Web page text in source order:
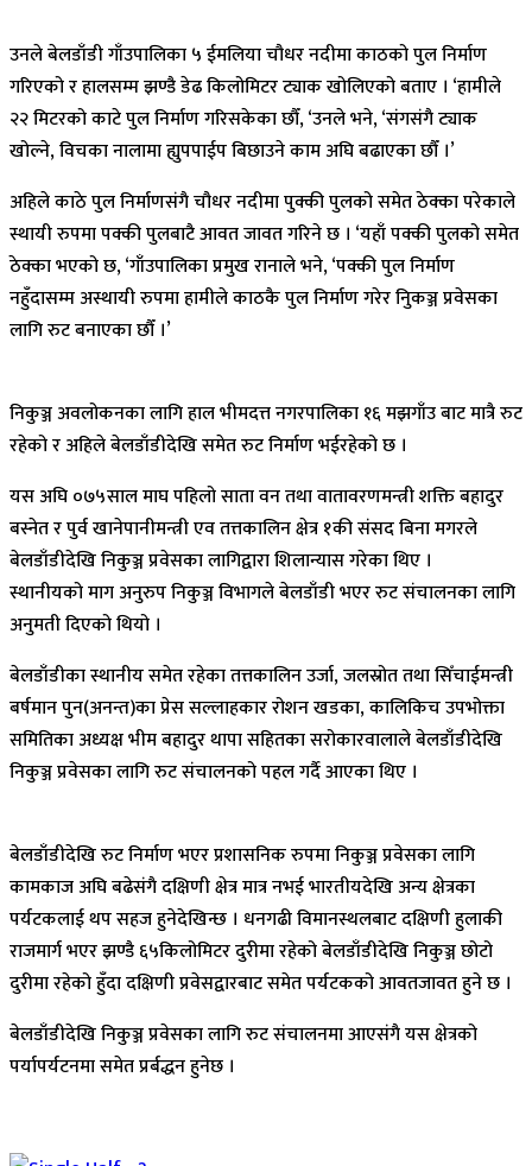
उनले बेलडाँडी गाँउपालिका ५ ईमलिया चौधर नदीमा काठको पुल निर्माण
गरिएको र हालसम्म झण्डै डेढ किलोमिटर ट्याक खोलिएको बताए । ‘हामीले
२२ मिटरको काटे पुल निर्माण गरिसकेका छौँ, ‘उनले भने, ‘संगसंगै ट्याक
खोल्ने, विचका नालामा ह्युपपाईप बिछाउने काम अघि बढाएका छौँ ।’
अहिले काठे पुल निर्माणसंगै चौधर नदीमा पुक्की पुलको समेत ठेक्का परेकाले
स्थायी रुपमा पक्की पुलबाटै आवत जावत गरिने छ । ‘यहाँ पक्की पुलको समेत
ठेक्का भएको छ, ‘गाँउपालिका प्रमुख रानाले भने, ‘पक्की पुल निर्माण
नहुँदासम्म अस्थायी रुपमा हामीले काठकै पुल निर्माण गरेर निुकञ्ज प्रवेसका
लागि रुट बनाएका छौँ ।’
निकुञ्ज अवलोकनका लागि हाल भीमदत्त नगरपालिका १६ मझगाँउ बाट मात्रै रुट
रहेको र अहिले बेलडाँडीदेखि समेत रुट निर्माण भईरहेको छ ।
यस अघि ०७५साल माघ पहिलो साता वन तथा वातावरणमन्त्री शक्ति बहादुर
बस्नेत र पुर्व खानेपानीमन्त्री एव तत्तकालिन क्षेत्र १की संसद बिना मगरले
बेलडाँडीदेखि निकुञ्ज प्रवेसका लागिद्वारा शिलान्यास गरेका थिए ।
स्थानीयको माग अनुरुप निकुञ्ज विभागले बेलडाँडी भएर रुट संचालनका लागि
अनुमती दिएको थियो ।
बेलडाँडीका स्थानीय समेत रहेका तत्तकालिन उर्जा, जलस्रोत तथा सिँचाईमन्त्री
बर्षमान पुन(अनन्त)का प्रेस सल्लाहकार रोशन खडका, कालिकिच उपभोक्ता
समितिका अध्यक्ष भीम बहादुर थापा सहितका सरोकारवालाले बेलडाँडीदेखि
निकुञ्ज प्रवेसका लागि रुट संचालनको पहल गर्दै आएका थिए ।
बेलडाँडीदेखि रुट निर्माण भएर प्रशासनिक रुपमा निकुञ्ज प्रवेसका लागि
कामकाज अघि बढेसंगै दक्षिणी क्षेत्र मात्र नभई भारतीयदेखि अन्य क्षेत्रका
पर्यटकलाई थप सहज हुनेदेखिन्छ । धनगढी विमानस्थलबाट दक्षिणी हुलाकी
राजमार्ग भएर झण्डै ६५किलोमिटर दुरीमा रहेको बेलडाँडीदेखि निकुञ्ज छोटो
दुरीमा रहेको हुँदा दक्षिणी प्रवेसद्वारबाट समेत पर्यटकको आवतजावत हुने छ ।
बेलडाँडीदेखि निकुञ्ज प्रवेसका लागि रुट संचालनमा आएसंगै यस क्षेत्रको
पर्यापर्यटनमा समेत प्रर्बद्धन हुनेछ ।